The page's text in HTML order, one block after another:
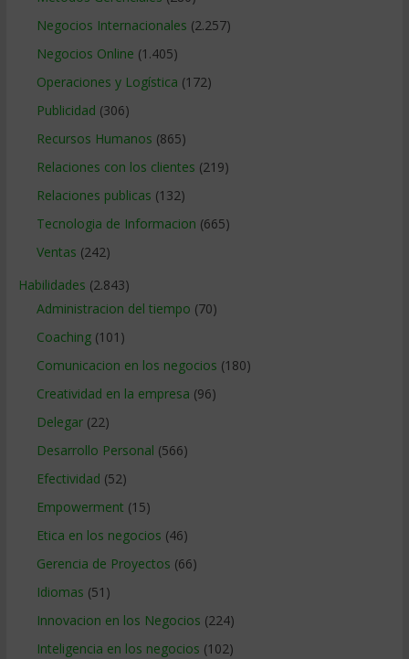
Negocios Internacionales (2.257)
Negocios Online (1.405)
Operaciones y Logística (172)
Publicidad (306)
Recursos Humanos (865)
Relaciones con los clientes (219)
Relaciones publicas (132)
Tecnologia de Informacion (665)
Ventas (242)
Habilidades (2.843)
Administracion del tiempo (70)
Coaching(101)
Comunicacion en los negocios (180)
Creatividad en la empresa (96)
Delegar(22)
Desarrollo Personal (566)
Efectividad (52)
Empowerment (15)
Etica en los negocios (46)
Gerencia de Proyectos (66)
Idiomas (51)
Innovacion en los Negocios (224)
Inteligencia en los negocios (102)